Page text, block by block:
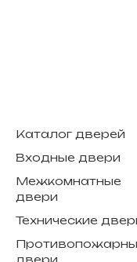
Каталог дверей
Входные двери
Межкомнатные
двери
Технические
двери